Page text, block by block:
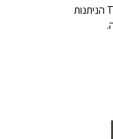
* ההיצע הנתמך של מסגרות The Frame הניתנות